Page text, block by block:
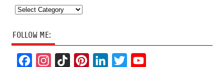
Categories
FOLLOW ME: